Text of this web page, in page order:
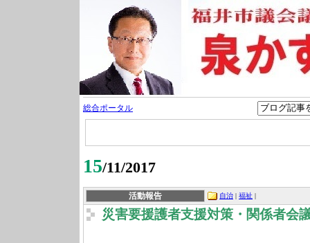
総合ポータル
15/11/2017
活動報告 自治 | 福祉 |
災害要援護者支援対策・関係者会